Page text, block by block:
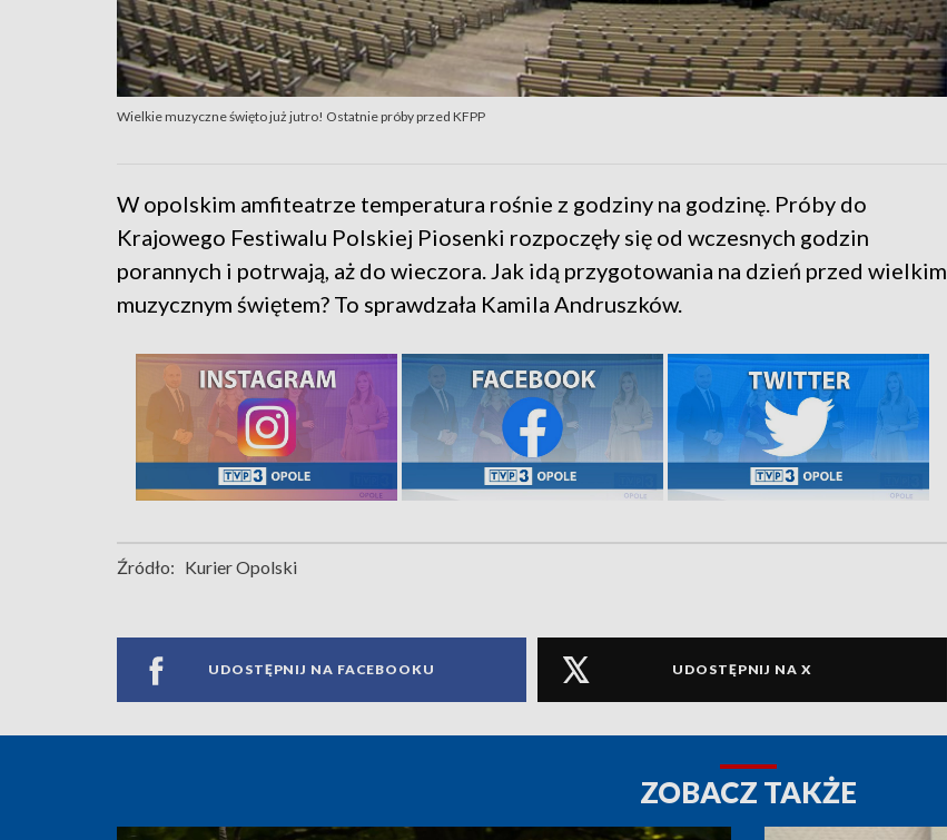
Wielkie muzyczne święto już jutro! Ostatnie próby przed KFPP
W opolskim amfiteatrze temperatura rośnie z godziny na godzinę. Próby do
Krajowego Festiwalu Polskiej Piosenki rozpoczęły się od wczesnych godzin
porannych i potrwają, aż do wieczora. Jak idą przygotowania na dzień przed wielkim
muzycznym świętem? To sprawdzała Kamila Andruszków.
Źródło: Kurier Opolski
UDOSTĘPNIJ NA FACEBOOKU UDOSTĘPNIJ NA X
ZOBACZ TAKŻE